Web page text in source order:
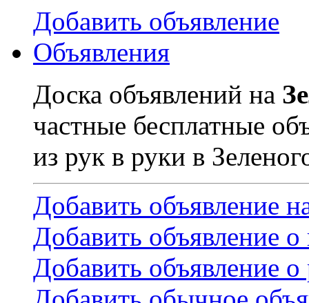
Добавить объявление
Объявления
Доска объявлений на
частные бесплатные
из рук в руки в
Добавить объявление
Добавить объявление
Добавить объявление о